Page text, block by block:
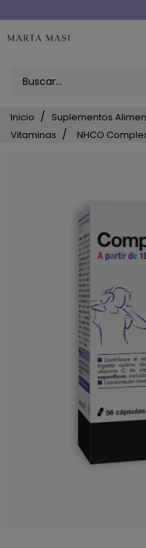
Inicio Suplementos
Vitaminas
NHCO